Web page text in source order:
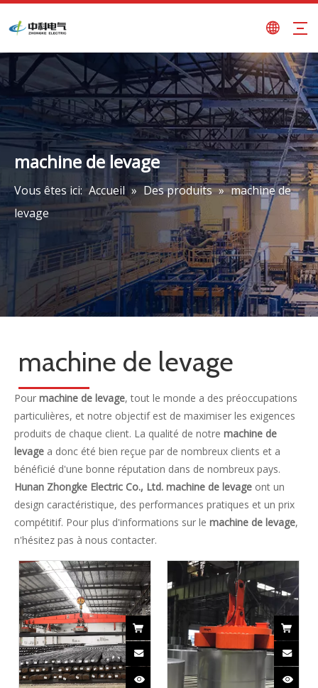
machine de levage
Vous êtes ici: Accueil » Des produits » machine de
levage
machine de levage
Pour machine de levage, tout le monde a des préoccupations
particulières, et notre objectif est de maximiser les exigences
produits de chaque client. La qualité de notre machine de
levage a donc été bien reçue par de nombreux clients et a
bénéficié d'une bonne réputation dans de nombreux pays.
Hunan Zhongke Electric Co., Ltd. machine de levage ont un
design caractéristique, des performances pratiques et un prix
compétitif. Pour plus d'informations sur le machine de levage,
n'hésitez pas à nous contacter.